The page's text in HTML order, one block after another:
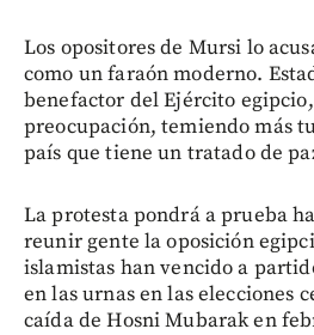
Los opositores de Mursi lo
como un faraón moderno.
benefactor del Ejército
preocupación, temiendo más
país que tiene un tratado de
La protesta pondrá a prueba
reunir gente la oposición
islamistas han vencido a
en las urnas en las elecciones
caída de Hosni Mubarak en